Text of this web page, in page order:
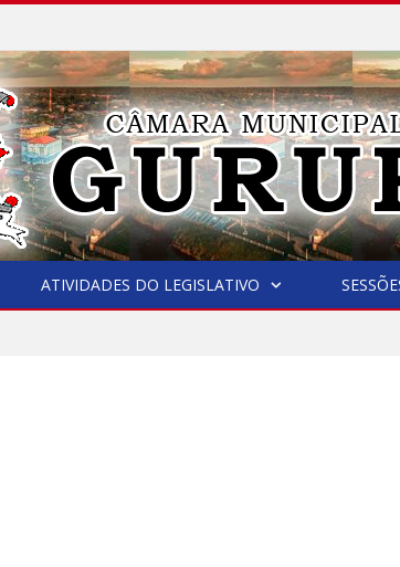
ATIVIDADES DO LEGISLATIVO